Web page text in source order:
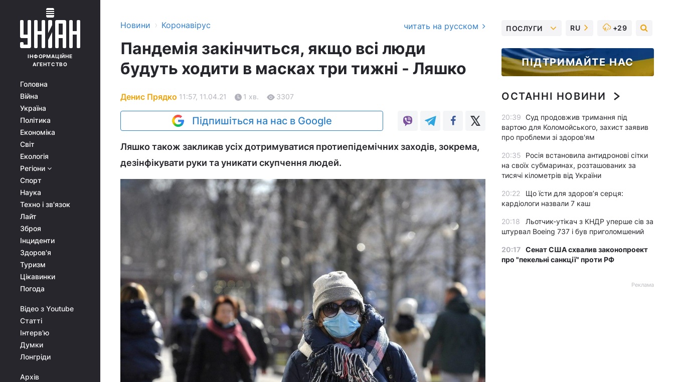
ІНФОРМАЦІЙНЕ
АГЕНТСТВО
Головна
Війна
Україна
Політика
Економіка
Світ
Екологія
Регіони
Спорт
Наука
Техно і зв'язок
Лайт
Зброя
Інциденти
Здоров'я
Туризм
Цікавинки
Погода
Відео з Youtube
Статті
Інтерв'ю
Думки
Лонгріди
Архів
Новини › Коронавірус читать на русском
Пандемія закінчиться, якщо всі люди
будуть ходити в масках три тижні - Ляшко
Денис Прядко 11:57, 11.04.21 1 хв. 3307
Підпишіться на нас в Google
Ляшко також закликав усіх дотримуватися протиепідемічних заходів, зокрема,
дезінфікувати руки та уникати скупчення людей.
ПОСЛУГИ RU +29
ПІДТРИМАЙТЕ НАС
ОСТАННІ НОВИНИ
20:39 Суд продовжив тримання під
вартою для Коломойського, захист заявив
про проблеми зі здоров'ям
20:35
Росія встановила антидронові сітки
на своїх субмаринах, розташованих за
тисячі кілометрів від України
20:22
Що їсти для здоров’я серця:
кардіологи назвали 7 каш
20:18
Льотчик-утікач з КНДР уперше сів за
штурвал Boeing 737 і був приголомшений
20:17 Сенат США схвалив законопроект
про "пекельні санкції" проти РФ
Реклама